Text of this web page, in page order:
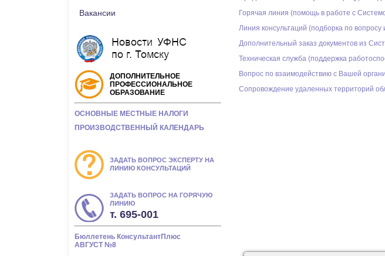
Вакансии
ДОПОЛНИТЕЛЬНОЕ
ПРОФЕССИОНАЛЬНОЕ
ОБРАЗОВАНИЕ
ОСНОВНЫЕ МЕСТНЫЕ НАЛОГИ
ПРОИЗВОДСТВЕННЫЙ КАЛЕНДАРЬ
ЗАДАТЬ ВОПРОС ЭКСПЕРТУ НА
ЛИНИЮ КОНСУЛЬТАЦИЙ
ЗАДАТЬ ВОПРОС НА ГОРЯЧУЮ
ЛИНИЮ
т. 695-001
Бюллетень КонсультантПлюс
АВГУСТ №8
Горячая линия (помощь в работе с
Линия консультаций (подборка по
Дополнительный заказ документов из
Техническая служба (поддержка
Вопрос по взаимодействию с Вашей
Сопровождение удаленных территорий